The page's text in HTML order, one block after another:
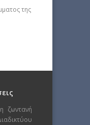
της
ζωντανή